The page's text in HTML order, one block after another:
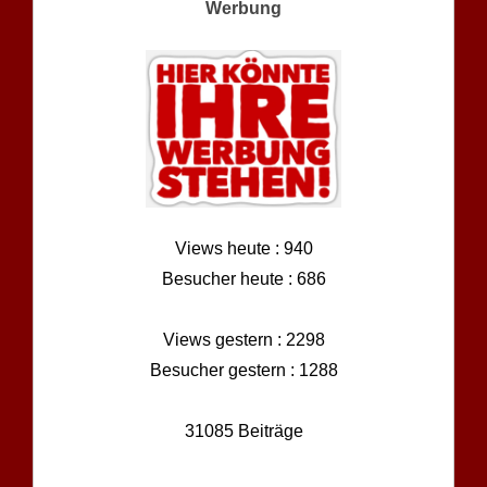
Werbung
Views heute : 940
Besucher heute : 686
Views gestern : 2298
Besucher gestern : 1288
31085 Beiträge